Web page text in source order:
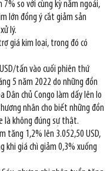
so với cùng kỳ năm ngoái,
lớn đồng ý cắt giảm sản
lý.
giá kim loại, trong đó có
tấn vào cuối phiên thứ
5 năm 2022 do những đồn
Dân chủ Congo làm dấy lên lo
nhân cho biết những đồn
là không đúng sự thật.
tăng 1,2% lên 3.052,50 USD,
khi giá chì giảm 0,3% xuống